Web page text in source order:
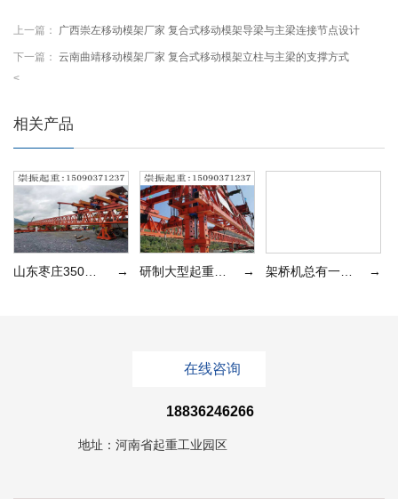
上一篇： 广西崇左移动模架厂家 复合式移动模架导梁与主梁连接节点设计
下一篇： 云南曲靖移动模架厂家 复合式移动模架立柱与主梁的支撑方式
<
相关产品
→
山东枣庄350吨架桥机待租售 →
研制大型起重运输机械设备 →
架桥机总有一款满足您的需要
在线咨询
18836246266
地址：河南省起重工业园区